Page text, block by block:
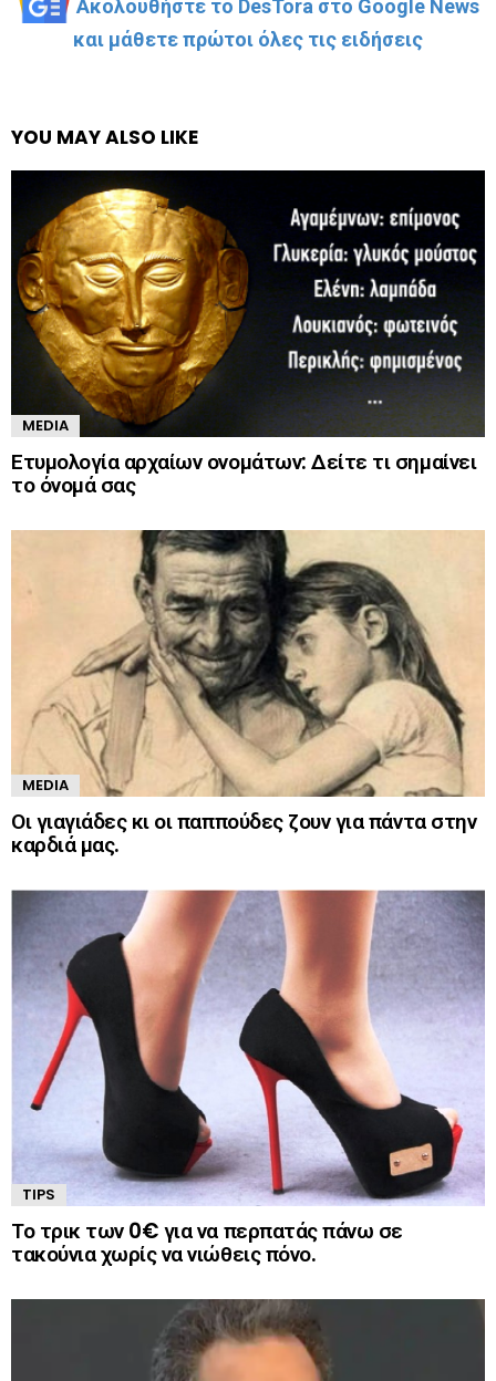
Ακολουθήστε το DesTora στο Google News
και μάθετε πρώτοι όλες τις ειδήσεις
YOU MAY ALSO LIKE
MEDIA
Ετυμολογία αρχαίων ονομάτων: Δείτε τι σημαίνει
το όνομά σας
MEDIA
Οι γιαγιάδες κι οι παππούδες ζουν για πάντα στην
καρδιά μας.
TIPS
Το τρικ των 0€ για να περπατάς πάνω σε
τακούνια χωρίς να νιώθεις πόνο.